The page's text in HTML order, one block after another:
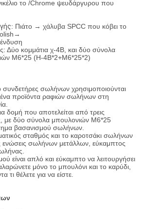
το /Chrome ψευδάργυρου που
: Πιάτο → χάλυβα SPCC που κόβει το
Δύο κομμάτια χ-4B, και δύο σύνολα
M6*25 (H-4B*2+M6*25*2)
συνδετήρες σωλήνων χρησιμοποιούνται
προϊόντα ραφιών σωλήνων στη
δομή που αποτελείται από τρεις
με δύο σύνολα μπουλονιών M6*25
βασανισμού σωλήνων.
σταθμός και το καροτσάκι σωλήνων
ενώσεις σωλήνων μετάλλων, εύκαμπτος
είναι απλό και εύκαμπτο να λειτουργήσει
μόνο το μπουλόνι και το καρύδι,
τι θέλετε για να είστε.